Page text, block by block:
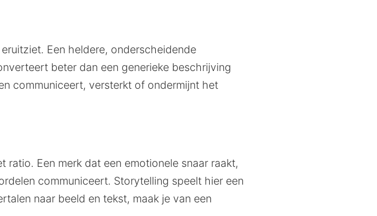
Een heldere, onderscheidende
beter dan een generieke beschrijving
communiceert, versterkt of ondermijnt het
Een merk dat een emotionele snaar raakt,
communiceert. Storytelling speelt hier een
naar beeld en tekst, maak je van een